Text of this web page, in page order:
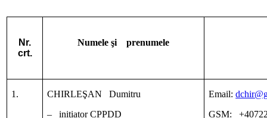
Nr.
crt.
Numele şi prenumele
1.
CHIRLEŞAN Dumitru
– inițiator CPPDD
Email:
GSM: